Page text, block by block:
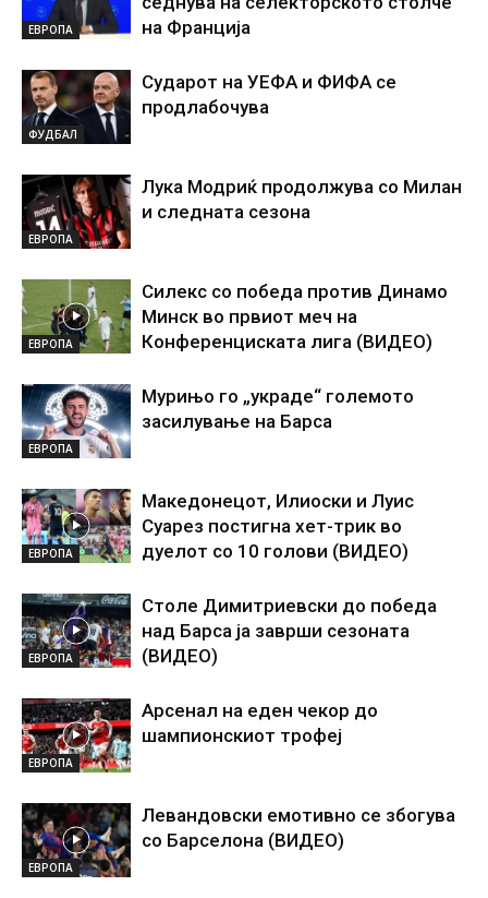
ЕВРОПА
на Франција
ФУДБАЛ
Сударот на УЕФА и ФИФА се
продлабочува
ЕВРОПА
Лука Модриќ продолжува со Милан
и следната сезона
ЕВРОПА
Силекс со победа против Динамо
Минск во првиот меч на
Конференциската лига (ВИДЕО)
ЕВРОПА
Мурињо го „украде“ големото
засилување на Барса
ЕВРОПА
Македонецот, Илиоски и Луис
Суарез постигна хет-трик во
дуелот со 10 голови (ВИДЕО)
ЕВРОПА
Столе Димитриевски до победа
над Барса ја заврши сезоната
(ВИДЕО)
ЕВРОПА
Арсенал на еден чекор до
шампионскиот трофеј
ЕВРОПА
Левандовски емотивно се збогува
со Барселона (ВИДЕО)